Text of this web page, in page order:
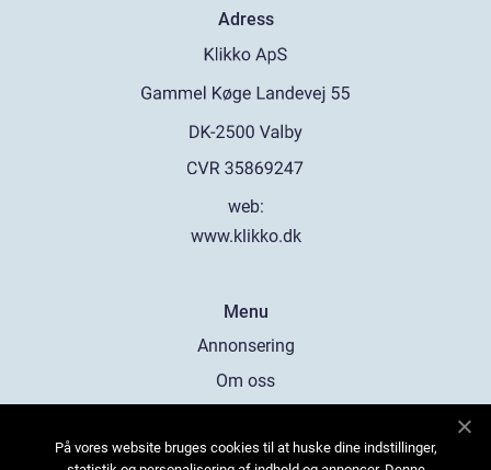
Adress
web:
www.klikko.dk
Menu
Annonsering
Om oss
Kontakta oss
På vores website bruges cookies til at huske dine indstillinger,